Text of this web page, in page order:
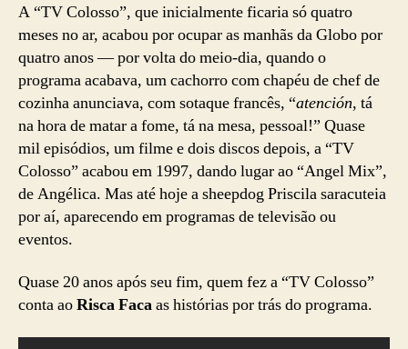
A “TV Colosso”, que inicialmente ficaria só quatro
meses no ar, acabou por ocupar as manhãs da Globo por
quatro anos — por volta do meio-dia, quando o
programa acabava, um cachorro com chapéu de chef de
cozinha anunciava, com sotaque francês, “atención, tá
na hora de matar a fome, tá na mesa, pessoal!” Quase
mil episódios, um filme e dois discos depois, a “TV
Colosso” acabou em 1997, dando lugar ao “Angel Mix”,
de Angélica. Mas até hoje a sheepdog Priscila saracuteia
por aí, aparecendo em programas de televisão ou
eventos.
Quase 20 anos após seu fim, quem fez a “TV Colosso”
conta aoRisca Facaas histórias por trás do programa.